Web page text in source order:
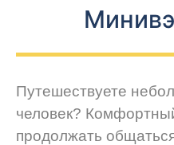
Путешествуете
человек?
продолжать